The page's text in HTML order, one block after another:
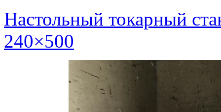
Настольный токарный
240×500